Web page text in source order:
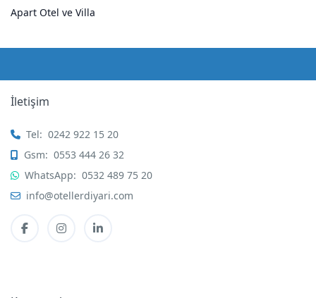
Apart Otel ve Villa
İletişim
Tel: 0242 922 15 20
Gsm: 0553 444 26 32
WhatsApp: 0532 489 75 20
info@otellerdiyari.com